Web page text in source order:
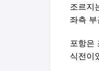
조르지
좌측
포항은
식전이